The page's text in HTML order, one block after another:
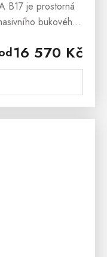
16 570 Kč
B17 je prostorná
bukového